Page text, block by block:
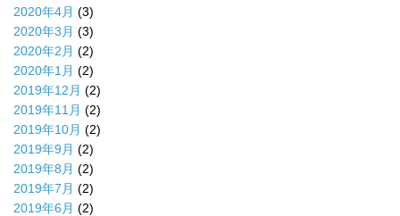
2020年4月 (3)
2020年3月 (3)
2020年2月 (2)
2020年1月 (2)
2019年12月 (2)
2019年11月 (2)
2019年10月 (2)
2019年9月 (2)
2019年8月 (2)
2019年7月 (2)
2019年6月 (2)